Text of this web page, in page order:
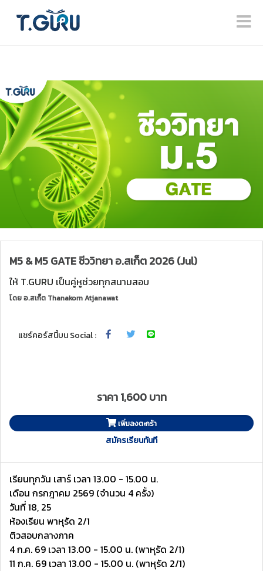
M5 & M5 GATE ชีววิทยา อ.สเก็ต 2026 (Jul)
ให้ T.GURU เป็นคู่หูช่วยทุกสนามสอบ
โดยอ.สเก็ต Thanakorn Atjanawat
แชร์คอร์สนี้บน Social :
ราคา 1,600 บาท
เพิ่มลงตะกร้า
สมัครเรียนทันที
เรียนทุกวัน เสาร์ เวลา 13.00 - 15.00 น.
เดือน กรกฎาคม 2569 (จำนวน 4 ครั้ง)
วันที่ 18, 25
ห้องเรียน พาหุรัด 2/1
ติวสอบกลางภาค
4 ก.ค. 69 เวลา 13.00 - 15.00 น. (พาหุรัด 2/1)
11 ก.ค. 69 เวลา 13.00 - 15.00 น. (พาหุรัด 2/1)